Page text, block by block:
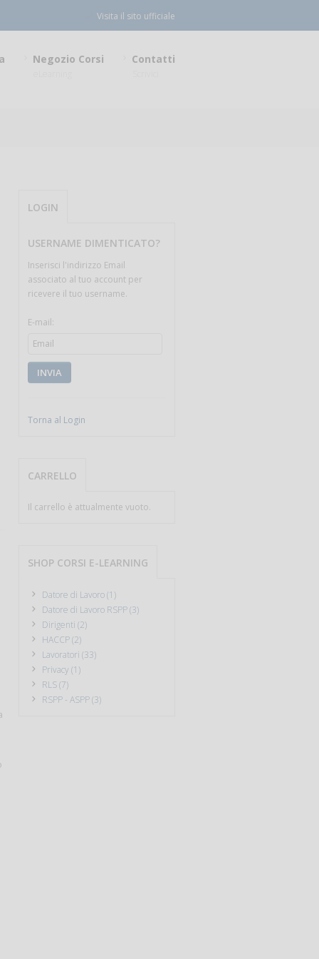
Visita il sito ufficiale
Negozio Corsi Contatti
LOGIN
USERNAME DIMENTICATO?
Inserisci l'indirizzo Email
associato al tuo account per
ricevere il tuo username.
E-mail:
INVIA
Torna al Login
CARRELLO
Il carrello è attualmente vuoto.
SHOP CORSI E-LEARNING
Datore di Lavoro (1)
Datore di Lavoro RSPP (3)
Dirigenti (2)
HACCP (2)
Lavoratori (33)
Privacy (1)
RLS (7)
RSPP - ASPP (3)